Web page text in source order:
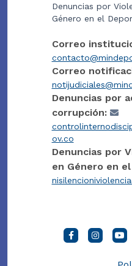
Denuncias por
Género en el
Correo
Correo
Denuncias por
corrupción:
ov.co
Denuncias por
en Género en